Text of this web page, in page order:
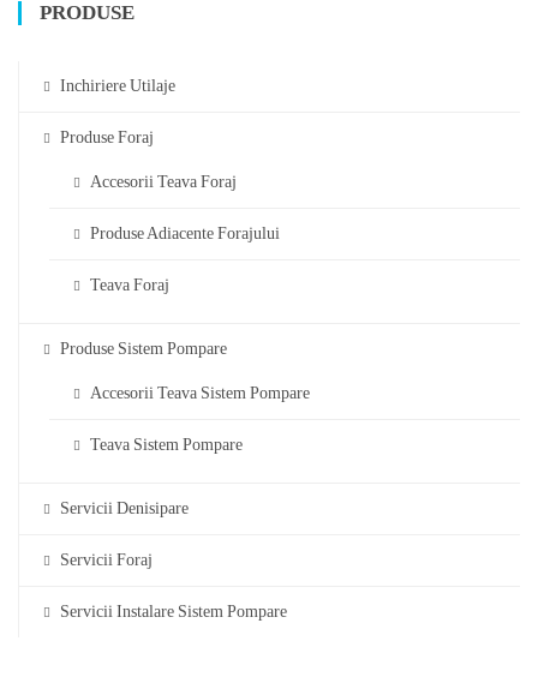
PRODUSE
Inchiriere Utilaje
Produse Foraj
Accesorii Teava Foraj
Produse Adiacente Forajului
Teava Foraj
Produse Sistem Pompare
Accesorii Teava Sistem Pompare
Teava Sistem Pompare
Servicii Denisipare
Servicii Foraj
Servicii Instalare Sistem Pompare